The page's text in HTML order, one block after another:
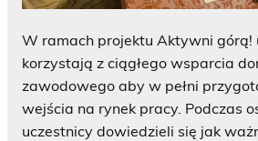
W ramach projektu Aktywni górą!
korzystają z ciągłego wsparcia
zawodowego aby w pełni
wejścia na rynek pracy. Podczas
uczestnicy dowiedzieli się jak